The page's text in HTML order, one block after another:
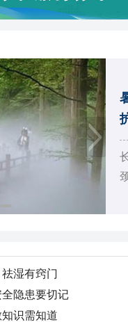
湿有窍门
隐患要切记
识需知道